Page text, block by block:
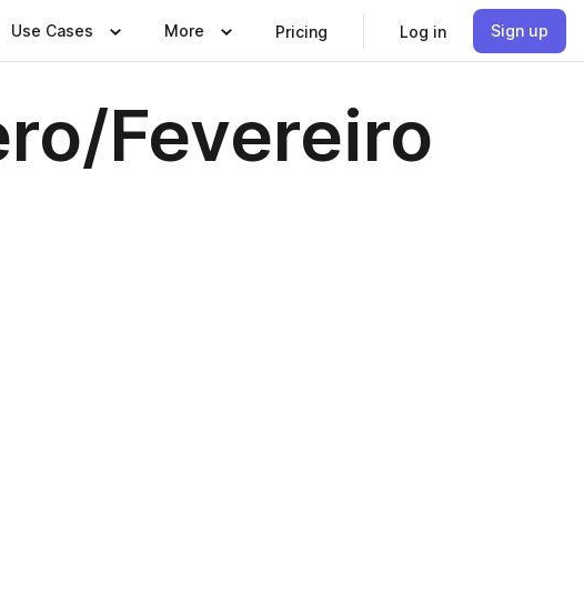
Use Cases More Pricing Log in Sign up
Fevereiro